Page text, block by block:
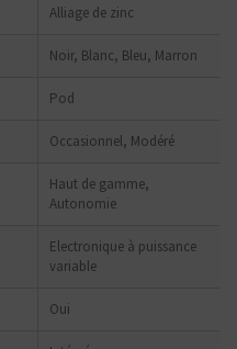
Alliage de zinc
Noir, Blanc, Bleu, Marron
Pod
Occasionnel, Modéré
Haut de gamme,
Autonomie
Electronique à puissance
variable
Oui